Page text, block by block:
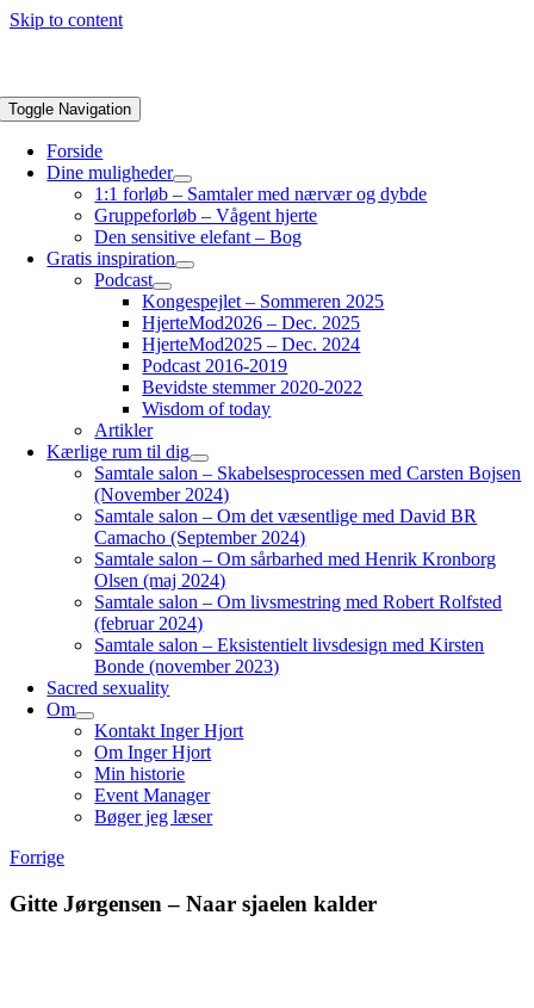
Skip to content
Toggle Navigation
Forside
Dine muligheder
1:1 forløb – Samtaler med nærvær og dybde
Gruppeforløb – Vågent hjerte
Den sensitive elefant – Bog
Gratis inspiration
Podcast
Kongespejlet – Sommeren 2025
HjerteMod2026 – Dec. 2025
HjerteMod2025 – Dec. 2024
Podcast 2016-2019
Bevidste stemmer 2020-2022
Wisdom of today
Artikler
Kærlige rum til dig
Samtale salon – Skabelsesprocessen med Carsten Bojsen
(November 2024)
Samtale salon – Om det væsentlige med David BR
Camacho (September 2024)
Samtale salon – Om sårbarhed med Henrik Kronborg
Olsen (maj 2024)
Samtale salon – Om livsmestring med Robert Rolfsted
(februar 2024)
Samtale salon – Eksistentielt livsdesign med Kirsten
Bonde (november 2023)
Sacred sexuality
Om
Kontakt Inger Hjort
Om Inger Hjort
Min historie
Event Manager
Bøger jeg læser
Forrige
Gitte Jørgensen – Naar sjaelen kalder